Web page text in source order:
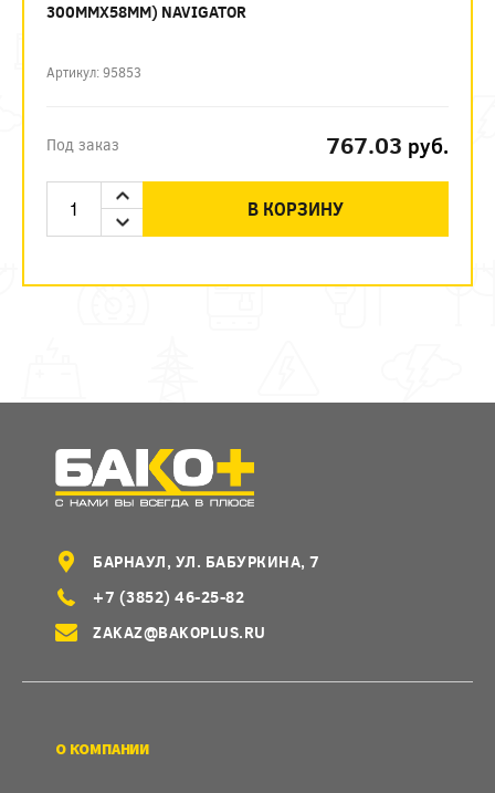
300ММХ58ММ) NAVIGATOR
Артикул: 95853
Под заказ 767.03 руб.
В КОРЗИНУ
БАРНАУЛ, УЛ. БАБУРКИНА, 7
+7 (3852) 46-25-82
ZAKAZ@BAKOPLUS.RU
О КОМПАНИИ